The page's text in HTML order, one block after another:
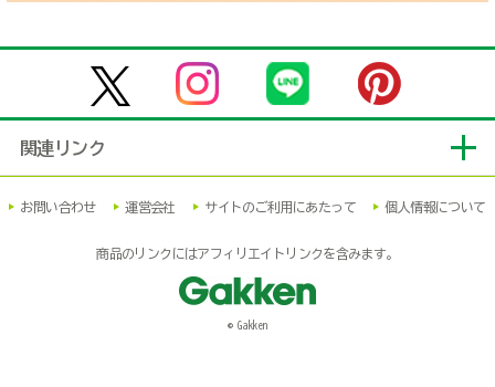
関連リンク
お問い合わせ 運営会社 サイトのご利用にあたって 個人情報について
商品のリンクにはアフィリエイトリンクを含みます。
© Gakken